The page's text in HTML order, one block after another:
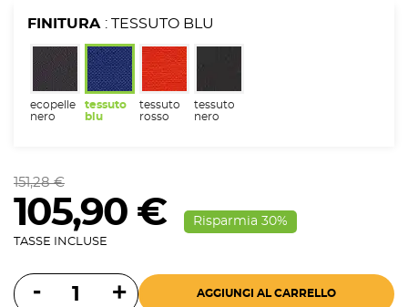
FINITURA : TESSUTO BLU
ecopelle
nero
tessuto
blu
tessuto
rosso
tessuto
nero
151,28 €
105,90 € Risparmia 30%
TASSE INCLUSE
AGGIUNGI AL CARRELLO